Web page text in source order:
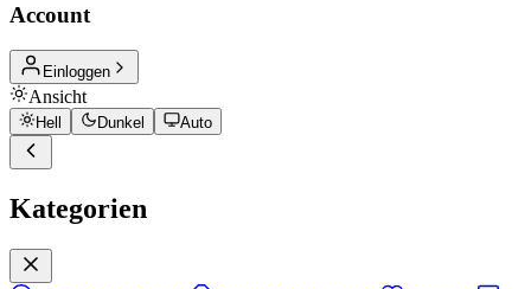
Account
Einloggen
Ansicht
Hell Dunkel Auto
Kategorien